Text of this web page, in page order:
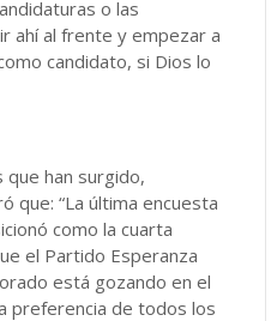
o las
ahí al frente y empezar a
candidato, si Dios lo
que han surgido,
que: “La última encuesta
como la cuarta
el Partido Esperanza
está gozando en el
preferencia de todos los